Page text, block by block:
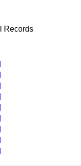
Records